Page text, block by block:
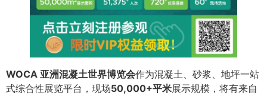
WOCA 亚洲混凝土世界博览会作为混凝土、砂浆、地坪一站
式综合性展览平台，现场50,000+平米展示规模，将有来自